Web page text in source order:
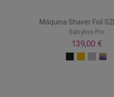
Máquina Shaver Foil
Babyliss Pro
139,00 €